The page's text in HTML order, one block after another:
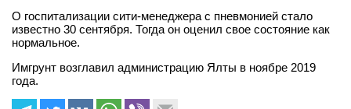
О госпитализации сити-менеджера с пневмонией стало
известно 30 сентября. Тогда он оценил свое состояние как
нормальное.
Имгрунт возглавил администрацию Ялты в ноябре 2019
года.